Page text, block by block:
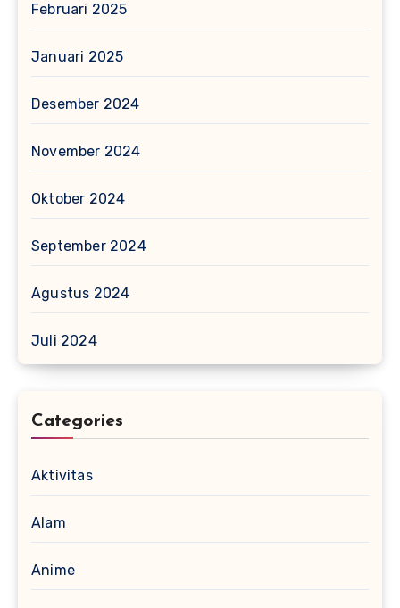
Februari 2025
Januari 2025
Desember 2024
November 2024
Oktober 2024
September 2024
Agustus 2024
Juli 2024
Categories
Aktivitas
Alam
Anime